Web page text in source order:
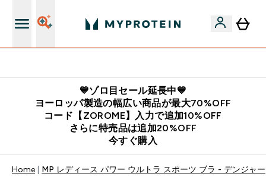
💙ゾロ目セール延長中💙
ヨーロッパ製造の幅広い商品が最大70%OFF
コード【ZOROME】入力で追加10%OFF
さらに特売品は追加20%OFF
今すぐ購入
Home MP レディース パワー ウルトラ スポーツ ブラ - デンジャー